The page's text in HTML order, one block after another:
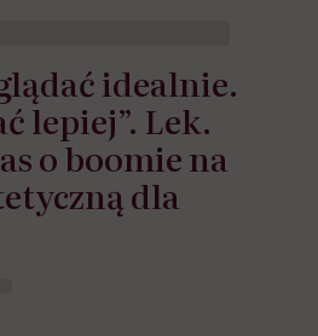
idealnie.
lepiej”. Lek.
o boomie na
dla